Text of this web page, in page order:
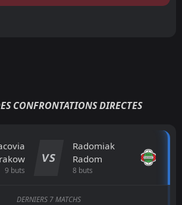
CONFRONTATIONS DIRECTES
9 buts
VS
Radomiak
Radom
8 buts
DERNIERS 7 MATCHS